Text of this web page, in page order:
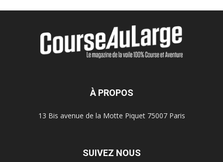
À PROPOS
13 Bis avenue de la Motte Piquet 75007 Paris
SUIVEZ NOUS